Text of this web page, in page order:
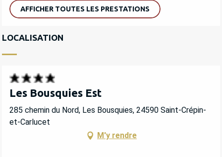
AFFICHER TOUTES LES PRESTATIONS
LOCALISATION
Les Bousquies Est
285 chemin du Nord, Les Bousquies, 24590 Saint-Crépin-
et-Carlucet
M'y rendre